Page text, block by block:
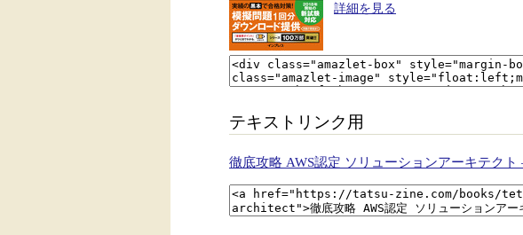
詳細を見る
テキストリンク用
徹底攻略 AWS認定 ソリューションアーキテク